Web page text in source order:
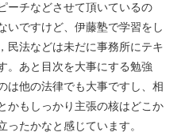
ーチなどさせて頂いているの
いですけど、伊藤塾で学習をし
民法などは未だに事務所にテキ
。あと目次を大事にする勉強
は他の法律でも大事ですし、相
かもしっかり主張の核はどこか
たかなと感じています。